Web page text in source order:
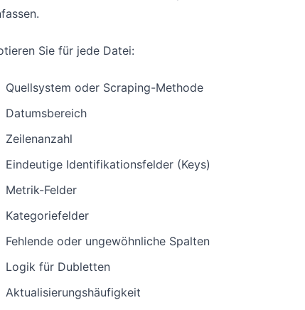
Sie für jede Datei:
Quellsystem oder Scraping-Methode
Datumsbereich
Zeilenanzahl
Eindeutige Identifikationsfelder (Keys)
Metrik-Felder
Kategoriefelder
Fehlende oder ungewöhnliche Spalten
Logik für Dubletten
Aktualisierungshäufigkeit